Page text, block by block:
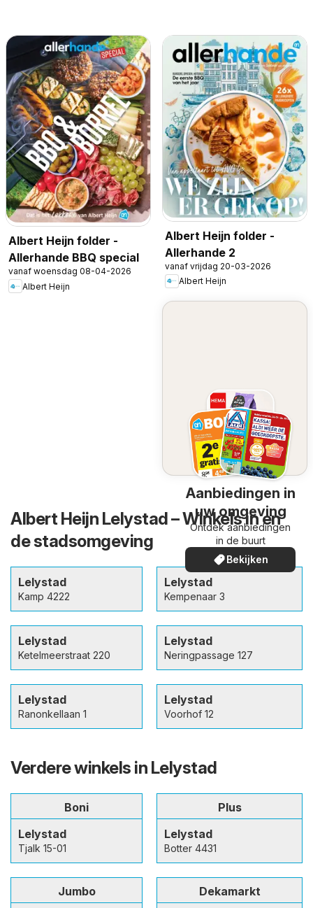
Albert Heijn folder -
Allerhande BBQ special
vanaf woensdag 08-04-2026
Albert Heijn
Albert Heijn folder -
Allerhande 2
vanaf vrijdag 20-03-2026
Albert Heijn
Aanbiedingen in
uw omgeving
Ontdek aanbiedingen
in de buurt
Bekijken
Albert Heijn Lelystad – Winkels in en
de stadsomgeving
Lelystad
Kamp 4222
Lelystad
Kempenaar 3
Lelystad
Ketelmeerstraat 220
Lelystad
Neringpassage 127
Lelystad
Ranonkellaan 1
Lelystad
Voorhof 12
Verdere winkels in Lelystad
Boni
Lelystad
Tjalk 15-01
Plus
Lelystad
Botter 4431
Jumbo
Dekamarkt